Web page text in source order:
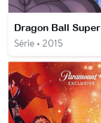
Dragon Ball Super
Série • 2015